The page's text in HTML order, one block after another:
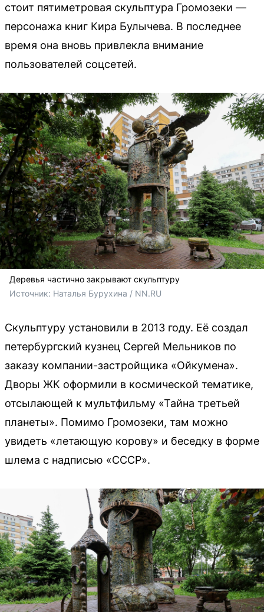
стоит пятиметровая скульптура Громозеки —
персонажа книг Кира Булычева. В последнее
время она вновь привлекла внимание
пользователей соцсетей.
Деревья частично закрывают скульптуру
Источник: Наталья Бурухина / NN.RU
Скульптуру установили в 2013 году. Её создал
петербургский кузнец Сергей Мельников по
заказу компании-застройщика «Ойкумена».
Дворы ЖК оформили в космической тематике,
отсылающей к мультфильму «Тайна третьей
планеты». Помимо Громозеки, там можно
увидеть «летающую корову» и беседку в форме
шлема с надписью «СССР».